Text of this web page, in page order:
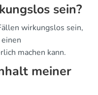
sein?
wirkungslos sein,
machen kann.
meiner